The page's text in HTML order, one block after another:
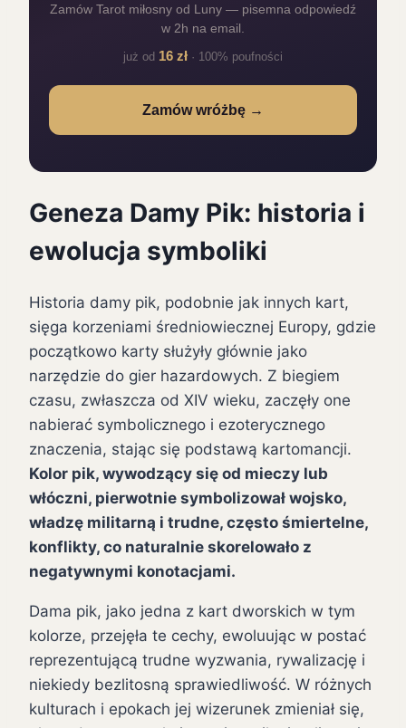
Zamów Tarot miłosny od Luny — pisemna odpowiedź
w 2h na email.
już od 16 zł · 100% poufności
Zamów wróżbę →
Geneza Damy Pik: historia i
ewolucja symboliki
Historia damy pik, podobnie jak innych kart,
sięga korzeniami średniowiecznej Europy, gdzie
początkowo karty służyły głównie jako
narzędzie do gier hazardowych. Z biegiem
czasu, zwłaszcza od XIV wieku, zaczęły one
nabierać symbolicznego i ezoterycznego
znaczenia, stając się podstawą kartomancji.
Kolor pik, wywodzący się od mieczy lub
włóczni, pierwotnie symbolizował wojsko,
władzę militarną i trudne, często śmiertelne,
konflikty, co naturalnie skorelowało z
negatywnymi konotacjami.
Dama pik, jako jedna z kart dworskich w tym
kolorze, przejęła te cechy, ewoluując w postać
reprezentującą trudne wyzwania, rywalizację i
niekiedy bezlitosną sprawiedliwość. W różnych
kulturach i epokach jej wizerunek zmieniał się,